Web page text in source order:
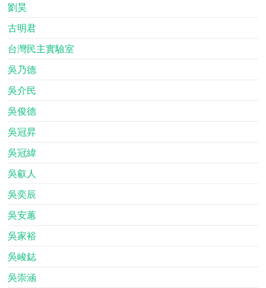
劉昊
古明君
台灣民主實驗室
吳乃德
吳介民
吳俊德
吳冠昇
吳冠緯
吳叡人
吳奕辰
吳安蕙
吳家裕
吳峻鋕
吳崇涵